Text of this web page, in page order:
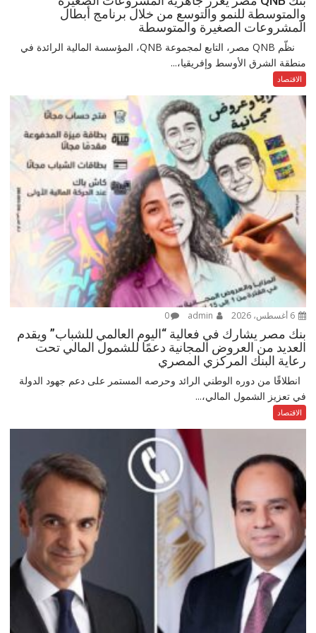
والمتوسطة للنمو والتوسع من خلال برنامج أبطال
المشروعات الصغيرة والمتوسطة
نظّم QNB مصر، التابع لمجموعة QNB، المؤسسة المالية الرائدة في
منطقة الشرق الأوسط وإفريقيا،...
الاقتصاد
6 أغسطس، 2026 0
بنك مصر يشارك في فعالية “اليوم العالمي للشباب” ويقدم
العديد من العروض المجانية دعمًا للشمول المالي تحت
رعاية البنك المركزي المصري
انطلاقًا من دوره الوطني الرائد وحرصه المستمر على دعم جهود الدولة
في تعزيز الشمول المالي،...
الاقتصاد